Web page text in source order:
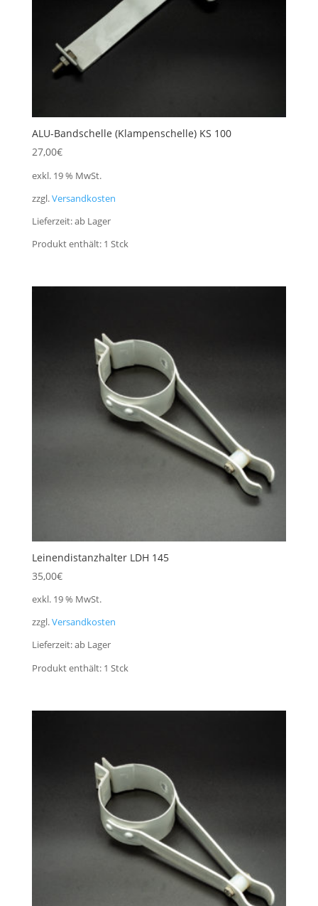
ALU-Bandschelle (Klampenschelle) KS 100
27,00€
exkl. 19 % MwSt.
zzgl.Versandkosten
Lieferzeit:ab Lager
Produkt enthält: 1 Stck
Leinendistanzhalter LDH 145
35,00€
exkl. 19 % MwSt.
zzgl.Versandkosten
Lieferzeit:ab Lager
Produkt enthält: 1 Stck